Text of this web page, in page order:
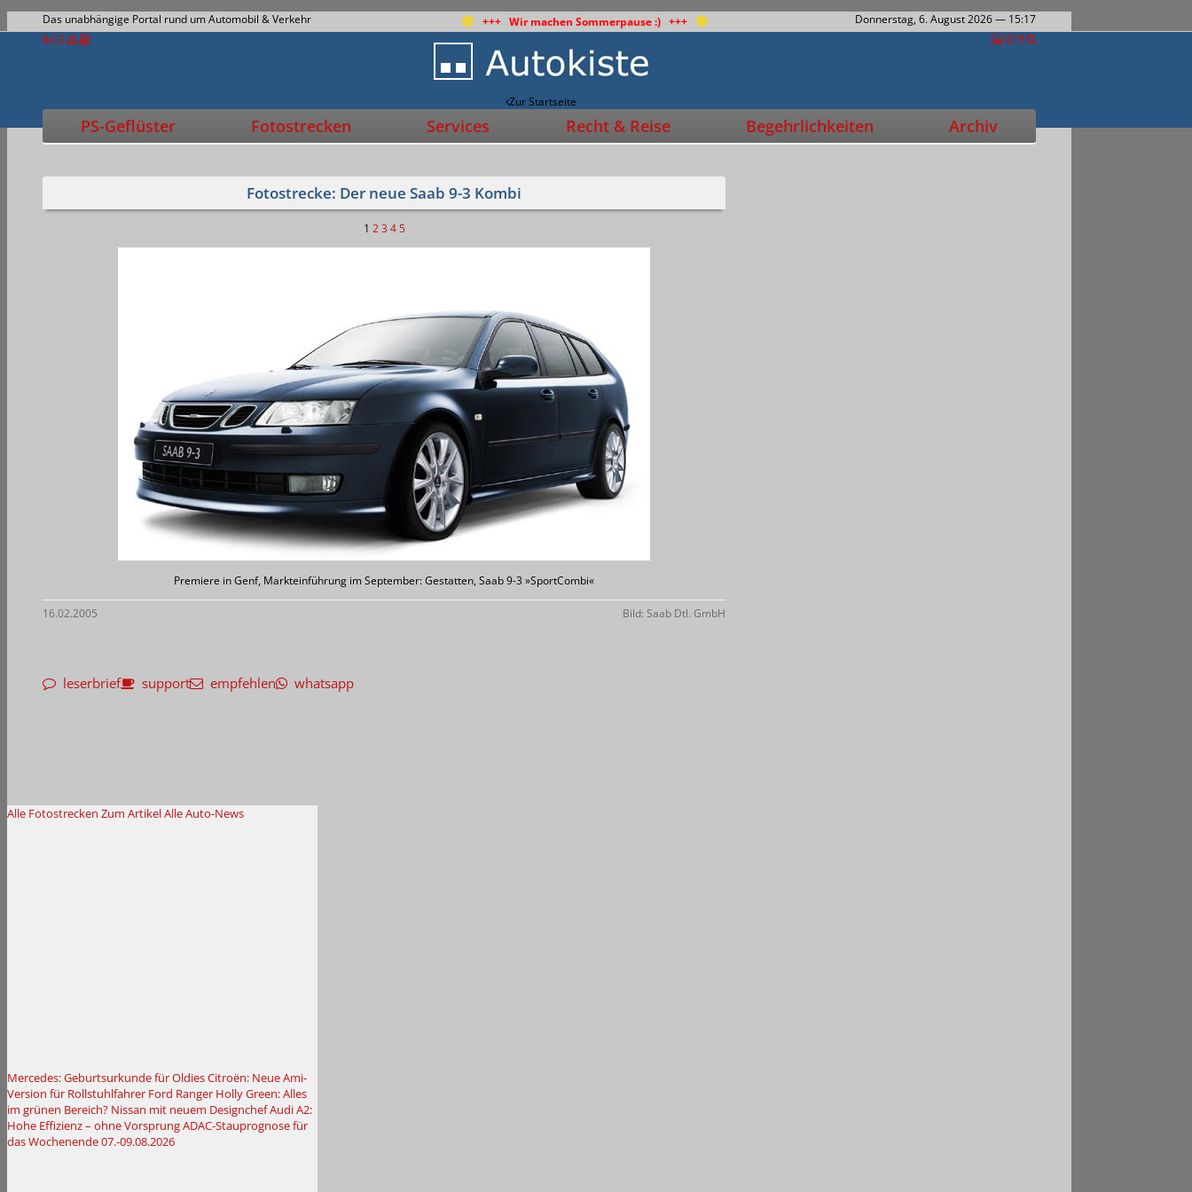
Das unabhängige Portal rund um Automobil & Verkehr +++ Wir machen Sommerpause :) +++ Donnerstag, 6. August 2026— 15:17
Zur Startseite
PS-Geflüster Fotostrecken Services Recht & Reise Begehrlichkeiten Archiv
Fotostrecke: Der neue Saab 9-3 Kombi
1 2 3 4 5
Premiere in Genf, Markteinführung im September: Gestatten, Saab 9-3 »SportCombi«
16.02.2005 Bild: Saab Dtl. GmbH
leserbrief support empfehlen whatsapp
Alle Fotostrecken Zum ArtikelAlle Auto-News
Mercedes: Geburtsurkunde für OldiesCitroën: Neue Ami-
Version für Rollstuhlfahrer Ford Ranger Holly Green: Alles
im grünen Bereich? Nissan mit neuem DesignchefAudi A2:
Hohe Effizienz – ohne VorsprungADAC-Stauprognose für
das Wochenende 07.-09.08.2026